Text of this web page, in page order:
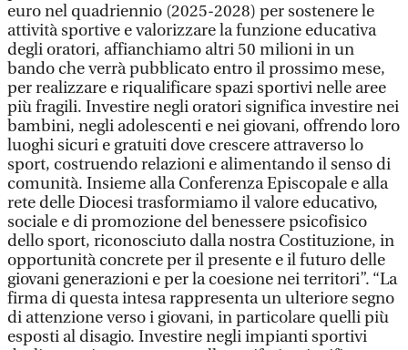
euro nel quadriennio (2025-2028) per sostenere le
attività sportive e valorizzare la funzione educativa
degli oratori, affianchiamo altri 50 milioni in un
bando che verrà pubblicato entro il prossimo mese,
per realizzare e riqualificare spazi sportivi nelle aree
più fragili. Investire negli oratori significa investire nei
bambini, negli adolescenti e nei giovani, offrendo loro
luoghi sicuri e gratuiti dove crescere attraverso lo
sport, costruendo relazioni e alimentando il senso di
comunità. Insieme alla Conferenza Episcopale e alla
rete delle Diocesi trasformiamo il valore educativo,
sociale e di promozione del benessere psicofisico
dello sport, riconosciuto dalla nostra Costituzione, in
opportunità concrete per il presente e il futuro delle
giovani generazioni e per la coesione nei territori”. “La
firma di questa intesa rappresenta un ulteriore segno
di attenzione verso i giovani, in particolare quelli più
esposti al disagio. Investire negli impianti sportivi